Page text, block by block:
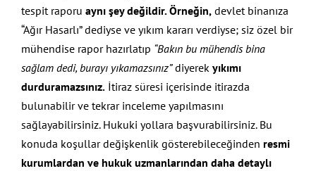
tespit raporu aynı şey değildir. Örneğin,devlet binanıza
“Ağır Hasarlı” dediyse ve yıkım kararı verdiyse; siz özel bir
mühendise rapor hazırlatıp “Bakın bu mühendis bina
sağlam dedi, burayı yıkamazsınız”diyerek yıkımı
durduramazsınız.İtiraz süresi içerisinde itirazda
bulunabilir ve tekrar inceleme yapılmasını
sağlayabilirsiniz. Hukuki yollara başvurabilirsiniz. Bu
konuda koşullar değişkenlik gösterebileceğinden resmi
kurumlardan ve hukuk uzmanlarından daha detaylı